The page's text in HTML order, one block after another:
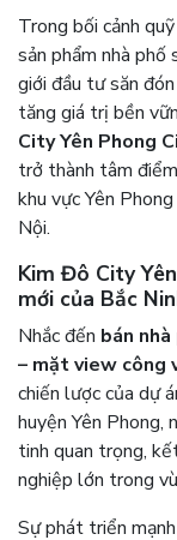
Trong bối cảnh
sản phẩm nhà phố
giới đầu tư săn
tăng giá trị bền
City Yên Phong
trở thành tâm
khu vực Yên
Nội.
Kim Đô City
mới của Bắc
Nhắc đến bán
– mặt view công
chiến lược của dự
huyện Yên Phong,
tinh quan trọng,
nghiệp lớn trong
Sự phát triển